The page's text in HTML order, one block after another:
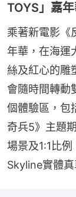
TOYS」嘉
乘著新電影《
年華，在海運
絲及紅心的雕
會隨時間轉動
個體驗區，包
奇兵5》主題
場景及1:1比
Skyline實體